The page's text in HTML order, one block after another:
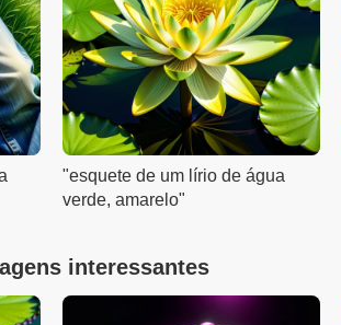
"esquete de um lírio de água
verde, amarelo"
interessantes